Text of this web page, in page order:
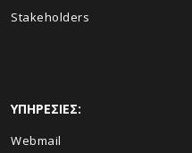
Stakeholders
ΥΠΗΡΕΣΙΕΣ:
Webmail